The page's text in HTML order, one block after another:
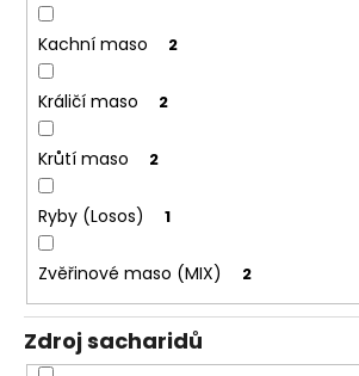
Kachní maso 2
Králičí maso 2
Krůtí maso 2
Ryby (Losos) 1
Zvěřinové maso (MIX) 2
Zdroj sacharidů